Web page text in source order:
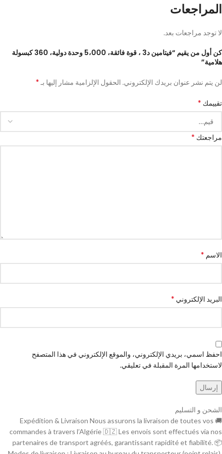
المراجعات
لا توجد مراجعات بعد.
كن أول من يقيم “فيتامين د3 ، قوة فائقة، 5،000 وحدة دولية، 360 كبسولة
هلامية”
لن يتم نشر عنوان بريدك الإلكتروني. الحقول الإلزامية مشار إليها بـ *
تقييمك *
مراجعتك *
الاسم *
البريد الإلكتروني *
احفظ اسمي، بريدي الإلكتروني، والموقع الإلكتروني في هذا المتصفح
لاستخدامها المرة المقبلة في تعليقي.
الشحن و التسليم
🚚 Expédition & Livraison Nous assurons la livraison de toutes vos
commandes à travers l’Algérie 🇩🇿 Les envois sont effectués via nos
partenaires de transport agréés, garantissant rapidité et fiabilité. 📦